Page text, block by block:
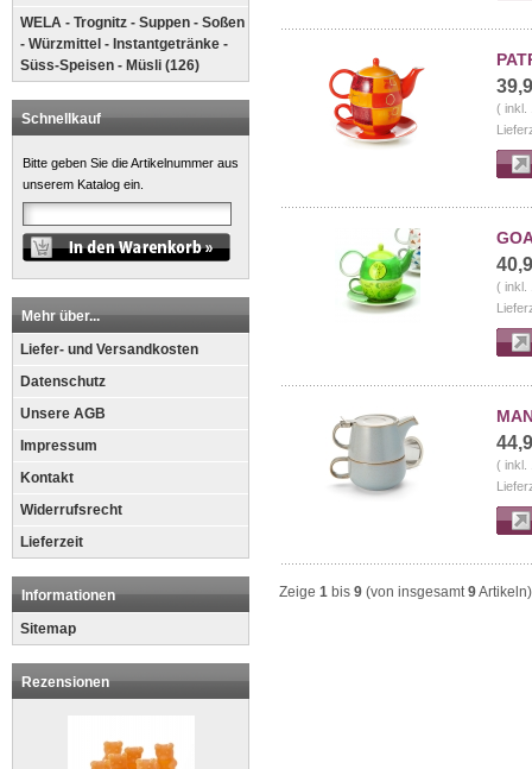
WELA - Trognitz - Suppen - Soßen
- Würzmittel - Instantgetränke -
Süss-Speisen - Müsli (126)
Schnellkauf
Bitte geben Sie die Artikelnummer aus
unserem Katalog ein.
Mehr über...
Liefer- und Versandkosten
Datenschutz
Unsere AGB
Impressum
Kontakt
Widerrufsrecht
Lieferzeit
Informationen
Sitemap
Rezensionen
( inkl.
( inkl.
( inkl.
Zeige 1 bis 9 (von insgesamt9Artikeln)